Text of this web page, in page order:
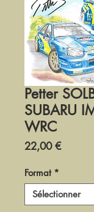
Petter
SUBARU
WRC
22,00 €Prix
Format *